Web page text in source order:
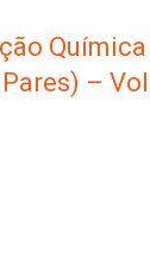
–